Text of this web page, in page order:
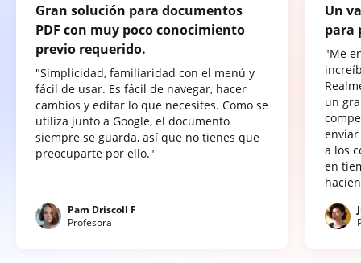
Gran solución para documentos
PDF con muy poco conocimiento
previo requerido.
"Simplicidad, familiaridad con el menú y
fácil de usar. Es fácil de navegar, hacer
cambios y editar lo que necesites. Como se
utiliza junto a Google, el documento
siempre se guarda, así que no tienes que
preocuparte por ello."
Pam Driscoll F
Profesora
Un
para
"Me
un
a los
en